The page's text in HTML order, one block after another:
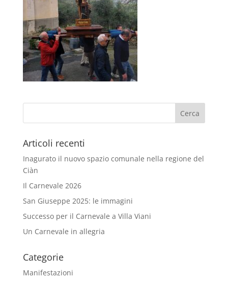
Articoli recenti
Inagurato il nuovo spazio comunale nella regione del
Ciàn
Il Carnevale 2026
San Giuseppe 2025: le immagini
Successo per il Carnevale a Villa Viani
Un Carnevale in allegria
Categorie
Manifestazioni